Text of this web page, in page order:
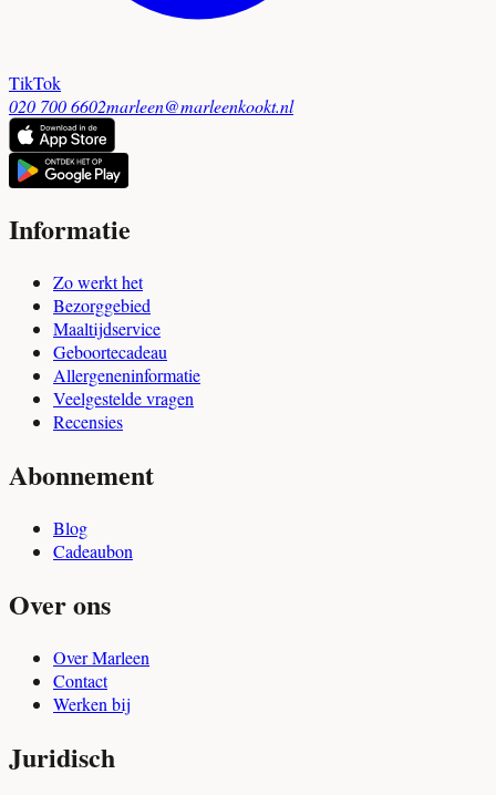
TikTok
020 700 6602marleen@marleenkookt.nl
Informatie
Zo werkt het
Bezorggebied
Maaltijdservice
Geboortecadeau
Allergeneninformatie
Veelgestelde vragen
Recensies
Abonnement
Blog
Cadeaubon
Over ons
Over Marleen
Contact
Werken bij
Juridisch